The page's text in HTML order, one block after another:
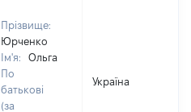
Прізвище:
Юрченко
Ім'я:
Ольга
По
батькові
(за
Україна